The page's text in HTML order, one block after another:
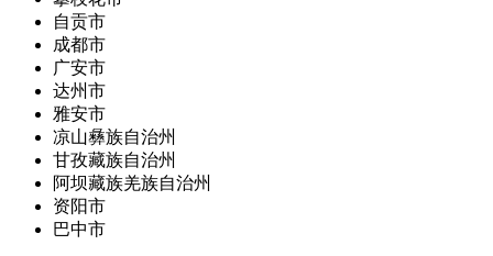
自贡市
成都市
广安市
达州市
雅安市
凉山彝族自治州
甘孜藏族自治州
阿坝藏族羌族自治州
资阳市
巴中市